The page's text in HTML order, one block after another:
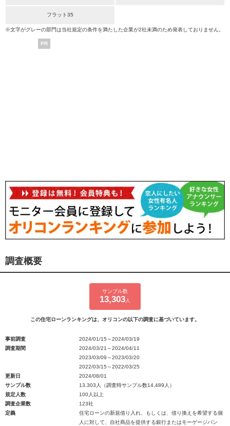
フラット35
※文字がグレーの部門は当社規定の条件を満たした企業が2社未満のため発表しておりません。
PR
調査概要
サンプル数
13,303 人
この住宅ローンランキングは、オリコンの以下の調査に基づいています。
事前調査
2024/01/15～2024/03/19
調査期間
2024/03/21～2024/04/11
2023/03/09～2023/03/20
2022/03/15～2022/03/25
更新日
2024/08/01
サンプル数
13,303人（調査時サンプル数14,489人）
規定人数
100人以上
調査企業数
123社
定義
住宅ローンの新規借り入れ、もしくは、借り換えを希望する個
人に対して、自社商品を提供する銀行またはモーゲージバン